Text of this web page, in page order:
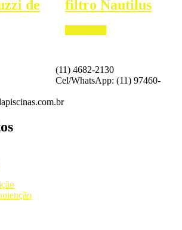
de
filtro Nautilus
(11) 4682-2130
Cel/WhatsApp: (11) 97460-